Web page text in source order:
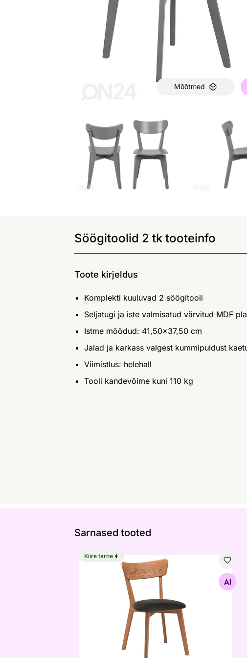
Mõõtmed
Söögitoolid 2 tk tooteinfo
Toote kirjeldus
Komplekti kuuluvad 2 söögitooli
Seljatugi ja iste valmisatud värvitud MDF
Istme mõõdud: 41,50x37,50 cm
Jalad ja karkass valgest kummipuidust
Viimistlus: helehall
Tooli kandevõime kuni 110 kg
Sarnased tooted
Tammepuidust tool Dora, lakitud
Kiire tarne